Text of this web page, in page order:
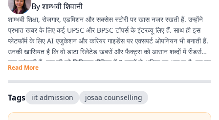
Byशाम्भवी शिवानी
शाम्भवी शिक्षा, रोजगार, एडमिशन और सक्सेस स्टोरी पर खास नजर रखती हैं. उन्होंने
प्रभात खबर के लिए कई UPSC और BPSC टॉपर्स के इंटरव्यू लिए हैं. साथ ही इस
प्लेटफॉर्म के लिए AI एजुकेशन और करियर गाइडेंस पर एक्सपर्ट ओपनियन भी बनाती हैं.
उनकी खासियत है कि वो डाटा रिलेटेड खबरों और फैक्ट्स को आसान शब्दों में रीडर्स
तक पहुंचाती हैं. शाम्भवी को डिजिटल मीडिया में 3 सालों से अधिक का अनुभव है. प्रभात
खबर से पहले वे राजस्थान पत्रिका और पटना स्थित न्यूज़ हाट में भी काम कर चुकी हैं.
Read More
Tags iit admission josaa counselling